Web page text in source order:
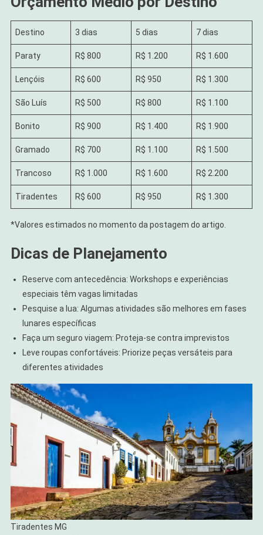
Destino 3 dias 5 dias 7 dias
Paraty R$ 800 R$ 1.200 R$ 1.600
Lençóis R$ 600 R$ 950 R$ 1.300
São Luís R$ 500 R$ 800 R$ 1.100
Bonito R$ 900 R$ 1.400 R$ 1.900
Gramado R$ 700 R$ 1.100 R$ 1.500
Trancoso R$ 1.000 R$ 1.600 R$ 2.200
Tiradentes R$ 600 R$ 950 R$ 1.300
*Valores estimados no momento da postagem do artigo.
Dicas de Planejamento
Reserve com antecedência: Workshops e experiências
especiais têm vagas limitadas
Pesquise a lua: Algumas atividades são melhores em fases
lunares específicas
Faça um seguro viagem: Proteja-se contra imprevistos
Leve roupas confortáveis: Priorize peças versáteis para
diferentes atividades
Tiradentes MG